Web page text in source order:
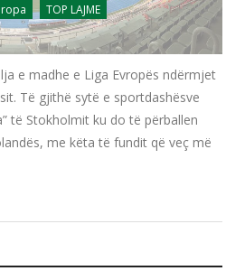
TOP LAJME
e madhe e Liga Evropës ndërmjet
Të gjithë sytë e sportdashësve
të Stokholmit ku do të përballen
me këta të fundit që veç më